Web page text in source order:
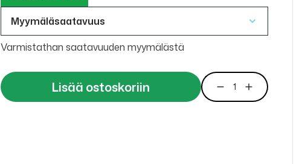
Myymäläsaatavuus
Varmistathan saatavuuden myymälästä
Lisää ostoskoriin